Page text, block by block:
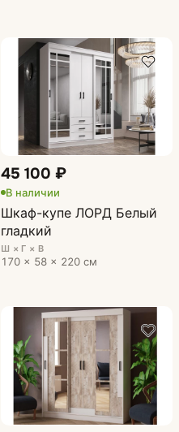
45 100 ₽
В наличии
Шкаф-купе ЛОРД Белый
гладкий
Ш × Г × В
170 × 58 × 220 см